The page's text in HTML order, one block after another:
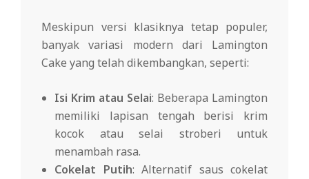
Meskipun versi klasiknya tetap populer,
banyak variasi modern dari Lamington
Cake yang telah dikembangkan, seperti:
Isi Krim atau Selai: Beberapa Lamington
memiliki lapisan tengah berisi krim
kocok atau selai stroberi untuk
menambah rasa.
Cokelat Putih: Alternatif saus cokelat